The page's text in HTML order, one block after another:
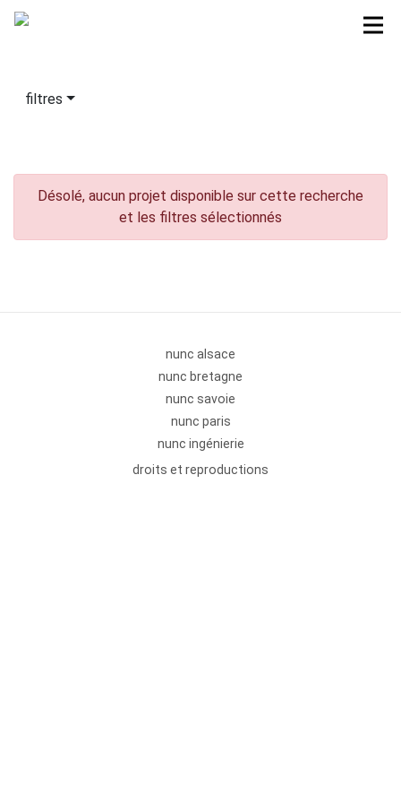
filtres
Désolé, aucun projet disponible sur cette recherche
et les filtres sélectionnés
nunc alsace
nunc bretagne
nunc savoie
nunc paris
nunc ingénierie
droits et reproductions